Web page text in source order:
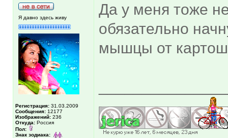
Я давно здесь живу
Регистрация: 31.03.2009
Сообщения: 12177
Изображений: 236
Откуда: Россия
Пол:
Знак зодиака:
Да у меня тоже
обязательно
мышцы от